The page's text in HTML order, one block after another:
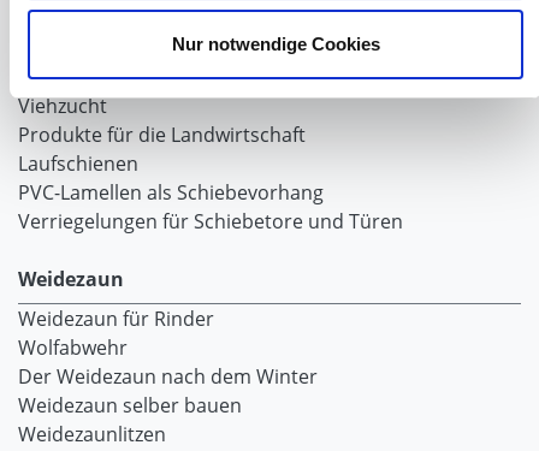
Nur notwendige Cookies
Laufschiene und Rollapparate Typ 50
Alles für die Haussschlachtung
Geburtshelfer-Produktvideo
Viehzucht
Produkte für die Landwirtschaft
Laufschienen
PVC-Lamellen als Schiebevorhang
Verriegelungen für Schiebetore und Türen
Weidezaun
Weidezaun für Rinder
Wolfabwehr
Der Weidezaun nach dem Winter
Weidezaun selber bauen
Weidezaunlitzen